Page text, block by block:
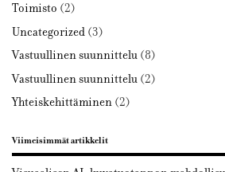
Toimisto (2)
Uncategorized (3)
Vastuullinen suunnittelu (8)
Vastuullinen suunnittelu (2)
Yhteiskehittäminen (2)
Viimeisimmät artikkelit